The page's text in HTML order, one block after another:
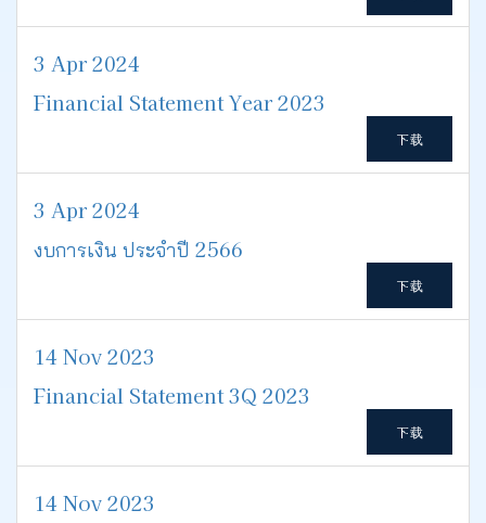
3 Apr 2024
Financial Statement Year 2023
下载
3 Apr 2024
งบการเงิน ประจำปี 2566
下载
14 Nov 2023
Financial Statement 3Q 2023
下载
14 Nov 2023